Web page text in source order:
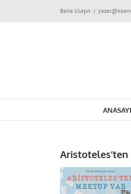
Bana Ulaşın |